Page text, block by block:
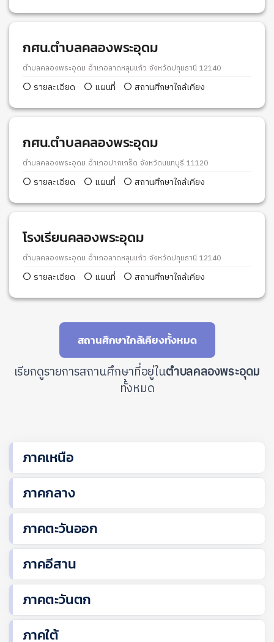
กศน.ตำบลคลองพระอุดม
ตำบลคลองพระอุดม อำเภอลาดหลุมแก้ว จังหวัดปทุมธานี 12140
รายละเอียด แผนที่ สถานศึกษาใกล้เคียง
กศน.ตำบลคลองพระอุดม
ตำบลคลองพระอุดม อำเภอปากเกร็ด จังหวัดนนทบุรี 11120
รายละเอียด แผนที่ สถานศึกษาใกล้เคียง
โรงเรียนคลองพระอุดม
ตำบลคลองพระอุดม อำเภอลาดหลุมแก้ว จังหวัดปทุมธานี 12140
รายละเอียด แผนที่ สถานศึกษาใกล้เคียง
สถานศึกษาใกล้เคียงทั้งหมด
เรียกดูรายการสถานศึกษาที่อยู่ในตำบลคลองพระอุดม
ทั้งหมด
ภาคเหนือ
ภาคกลาง
ภาคตะวันออก
ภาคอีสาน
ภาคตะวันตก
ภาคใต้